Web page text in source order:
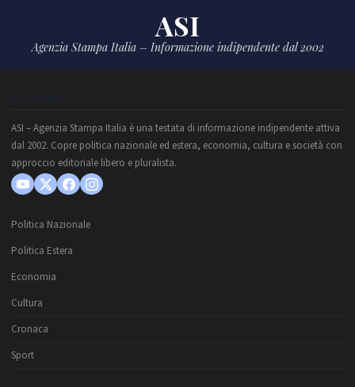
ASI
Agenzia Stampa Italia – Informazione indipendente dal 2002
CHI SIAMO
ASI – Agenzia Stampa Italia è una testata di informazione indipendente attiva
dal 2002. Copre politica nazionale ed estera, economia, cultura e società con
approccio editoriale libero e pluralista.
Politica Nazionale
Politica Estera
Economia
Cultura
Cronaca
Sport